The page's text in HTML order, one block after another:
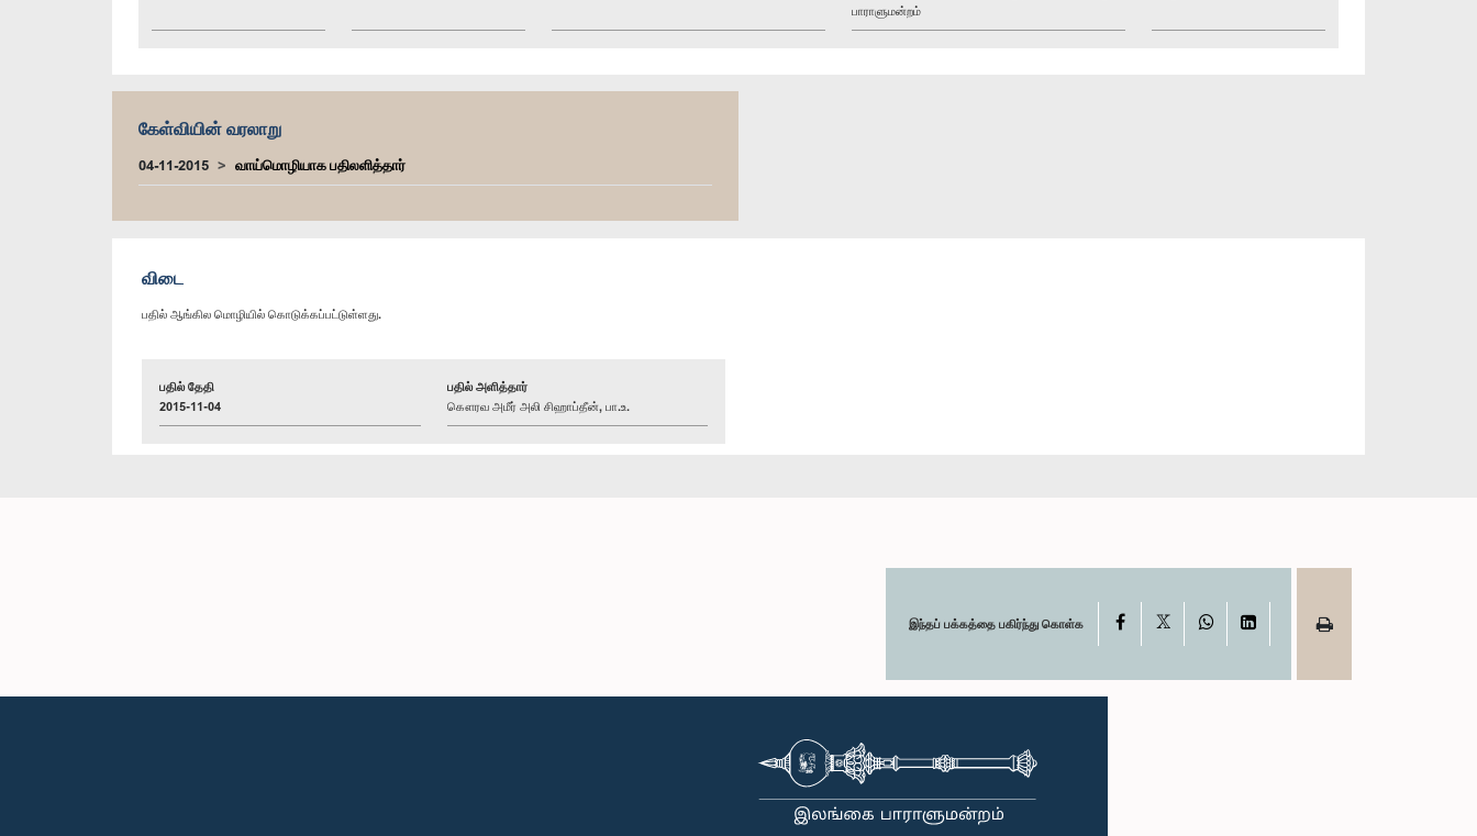
பாராளுமன்றம்
கேள்வியின் வரலாறு
04-11-2015 வாய்மொழியாக பதிலளித்தார்
விடை
பதில் ஆங்கில மொழியில் கொடுக்கப்பட்டுள்ளது.
பதில் தேதி
2015-11-04
பதில் அளித்தார்
கௌரவ அமீர் அலி சிஹாப்தீன், பா.உ.
இந்தப் பக்கத்தை பகிர்ந்து கொள்க Facebook WhatsAppLinkedIn